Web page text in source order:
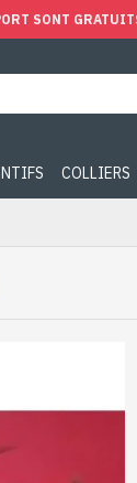
SONT
COLLIERS